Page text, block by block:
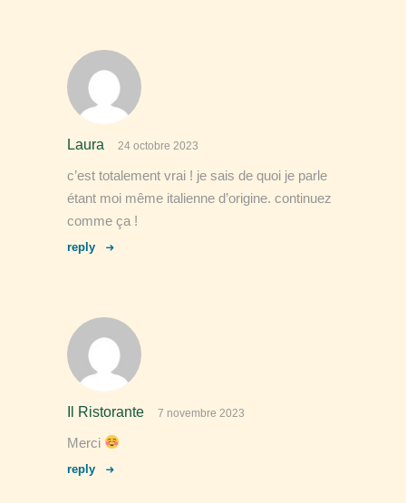
Laura 24 octobre 2023
c’est totalement vrai ! je sais de quoi je parle
étant moi même italienne d’origine. continuez
comme ça !
reply
Il Ristorante 7 novembre 2023
Merci
reply